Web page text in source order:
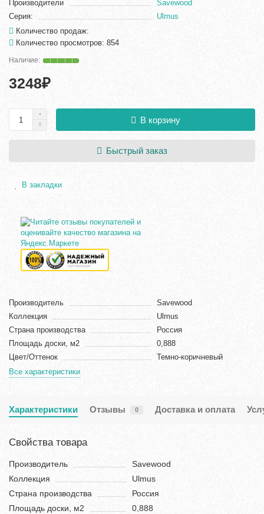
Производители
Savewood
Серия:
Ulmus
Количество продаж:
Количество просмотров: 854
3248₽
В корзину
Быстрый заказ
В закладки
Производитель
Savewood
Коллекция
Ulmus
Страна производства
Россия
Площадь доски, м2
0,888
Цвет/Оттенок
Темно-коричневый
Все характеристики
Характеристики Отзывы 0 Доставка и оплата
Свойства товара
Производитель
Savewood
Коллекция
Ulmus
Страна производства
Россия
Площадь доски, м2
0,888